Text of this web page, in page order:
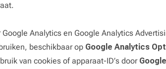
Analytics en Google Analytics
beschikbaar op Google Analytics
van cookies of apparaat-ID’s door